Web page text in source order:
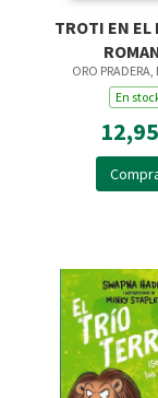
TROTI EN EL
ORO
En